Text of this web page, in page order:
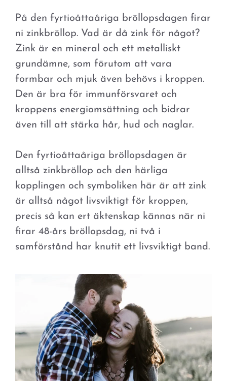
På den fyrtioåttaåriga bröllopsdagen firar
ni zinkbröllop. Vad är då zink för något?
Zink är en mineral och ett metalliskt
grundämne, som förutom att vara
formbar och mjuk även behövs i kroppen.
Den är bra för immunförsvaret och
kroppens energiomsättning och bidrar
även till att stärka hår, hud och naglar.
Den fyrtioåttaåriga bröllopsdagen är
alltså zinkbröllop och den härliga
kopplingen och symboliken här är att zink
är alltså något livsviktigt för kroppen,
precis så kan ert äktenskap kännas när ni
firar 48-års bröllopsdag, ni två i
samförstånd har knutit ett livsviktigt band.